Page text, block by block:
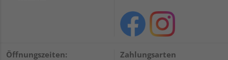
Öffnungszeiten: Zahlungsarten